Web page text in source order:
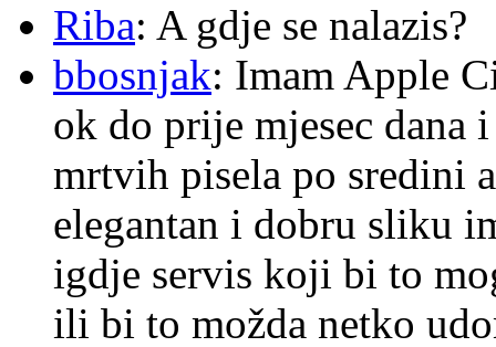
Riba: A gdje se nalazis?
bbosnjak: Imam Apple
ok do prije mjesec dana
mrtvih pisela po sredini
elegantan i dobru sliku
igdje servis koji bi to
ili bi to možda netko